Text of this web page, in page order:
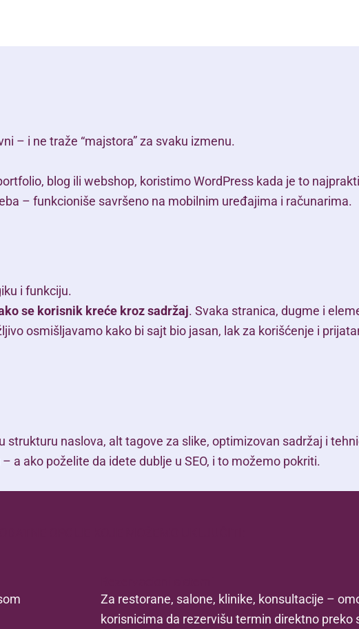
– i ne traže “majstora” za svaku izmenu.
blog ili webshop, koristimo WordPress kada je to
– funkcioniše savršeno na mobilnim uređajima i računarima.
i funkciju.
se korisnik kreće kroz sadržaj. Svaka stranica, dugme i
osmišljavamo kako bi sajt bio jasan, lak za korišćenje i
strukturu naslova, alt tagove za slike, optimizovan sadržaj i
a ako poželite da idete dublje u SEO, i to možemo pokriti.
Za restorane, salone, klinike, konsultacije –
korisnicima da rezervišu termin direktno preko